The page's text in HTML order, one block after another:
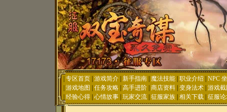
|专区首页 游戏简介 |新手指南 魔法技能 |职业介绍 |NPC
|游戏地图 |任务攻略 |高手进阶 |商店资料 |变身法术 |游戏
|经验心得 |心情故事 |玩家交流 |征服家族 |相关下载 |征服